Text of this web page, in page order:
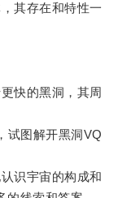
其存在和特性一
快的黑洞，其周
图解开黑洞VQ
识宇宙的构成和